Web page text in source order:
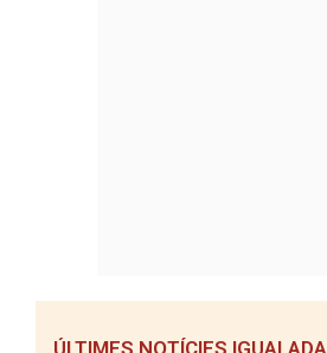
ÚLTIMES NOTÍCIES IGUALADA